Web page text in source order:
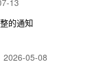
13
的通知
2026-05-08